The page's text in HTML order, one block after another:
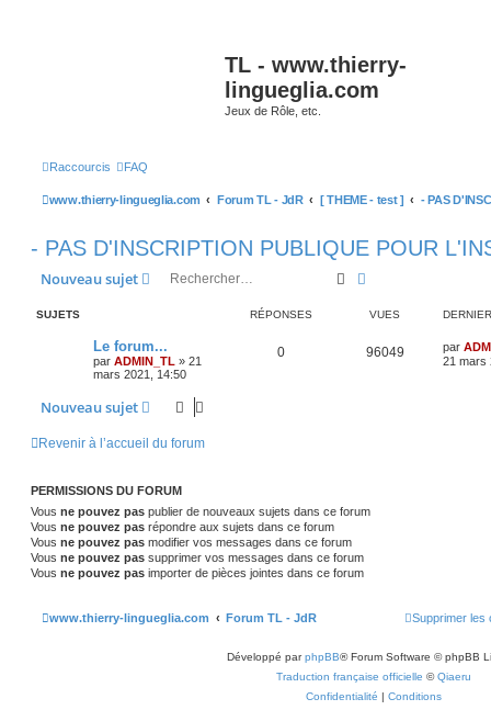
TL - www.thierry-
lingueglia.com
Jeux de Rôle, etc.
Raccourcis FAQ
www.thierry-lingueglia.com Forum TL - JdR [ THEME - test ]
- PAS D'INSCRIPTION PUBLIQUE POUR
Nouveau sujet Rechercher
SUJETS RÉPONSES VUES
Le forum...
par ADMIN_TL » 21
mars 2021, 14:50
0R
e
s
96049V
D
e
r
par
21 mars
Nouveau sujet
Revenir à l’accueil du forum
PERMISSIONS DU FORUM
Vous ne pouvez pas publier de nouveaux sujets dans ce forum
Vous ne pouvez pas répondre aux sujets dans ce forum
Vous ne pouvez pas modifier vos messages dans ce forum
Vous ne pouvez pas supprimer vos messages dans ce forum
Vous ne pouvez pas importer de pièces jointes dans ce forum
www.thierry-lingueglia.com Forum TL - JdR Supprimer les
Développé parphpBB® Forum Software © phpBB
Traduction française officielle ©Qiaeru
Confidentialité | Conditions